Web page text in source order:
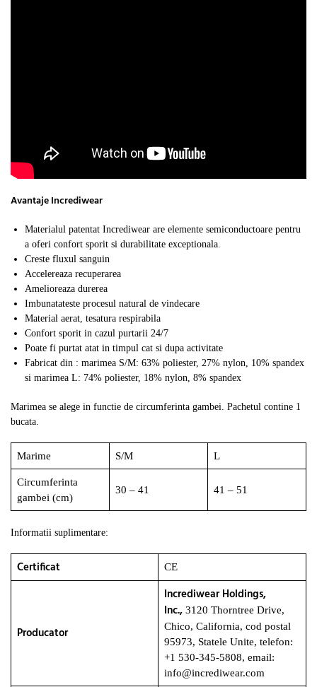
Avantaje Incrediwear
Materialul patentat Incrediwear are elemente semiconductoare pentru
a oferi confort sporit si durabilitate exceptionala.
Creste fluxul sanguin
Accelereaza recuperarea
Amelioreaza durerea
Imbunatateste procesul natural de vindecare
Material aerat, tesatura respirabila
Confort sporit in cazul purtarii 24/7
Poate fi purtat atat in timpul cat si dupa activitate
Fabricat din : marimea S/M: 63% poliester, 27% nylon, 10% spandex
si marimea L: 74% poliester, 18% nylon, 8% spandex
Marimea se alege in functie de circumferinta gambei. Pachetul contine 1
bucata.
Marime S/M L
Circumferinta
gambei (cm)
30 – 41 41 – 51
Informatii suplimentare:
Certificat CE
Producator
Incrediwear Holdings,
Inc., 3120 Thorntree Drive,
Chico, California, cod postal
95973, Statele Unite, telefon:
+1 530‑345‑5808, email:
info@incrediwear.com